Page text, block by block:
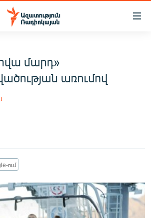
2026
մարդ»
առումով
ում